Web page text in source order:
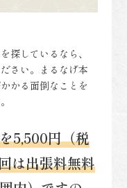
探しているなら、
さい。まるなげ本
かる面倒なことを
5,500円（税
は出張料無料